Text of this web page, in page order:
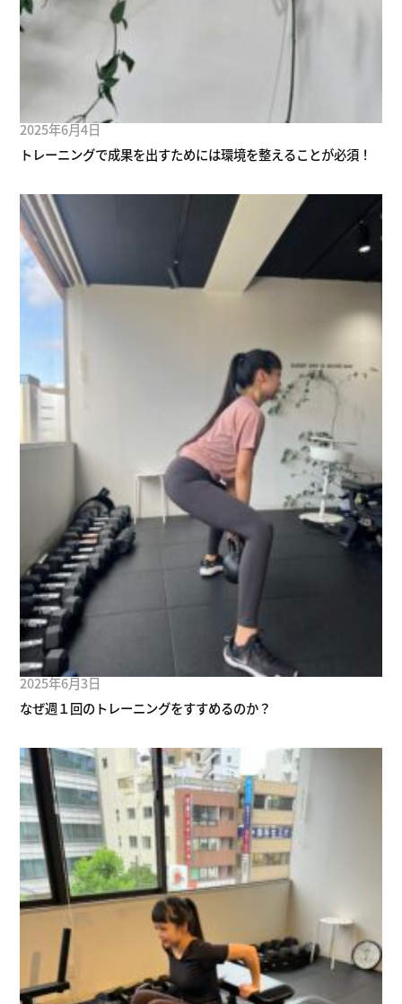
2025年6月4日
トレーニングで成果を出すためには環境を整えることが必須！
2025年6月3日
なぜ週１回のトレーニングをすすめるのか？